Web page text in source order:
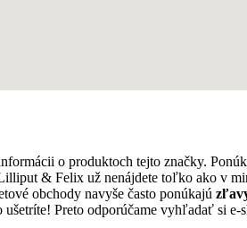
o produktoch tejto značky.
& Felix už nenájdete toľko ako v
obchody navyše často ponúkajú
Preto odporúčame vyhľadať si e-